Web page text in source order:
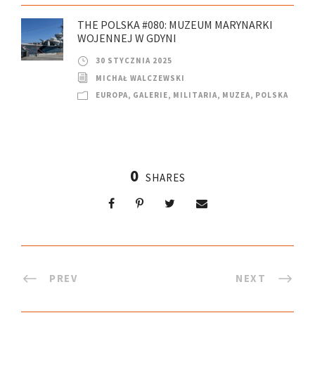
THE POLSKA #080: MUZEUM MARYNARKI
WOJENNEJ W GDYNI
30 STYCZNIA 2025
MICHAŁ WALCZEWSKI
EUROPA, GALERIE, MILITARIA, MUZEA, POLSKA
0 SHARES
PREV NEXT